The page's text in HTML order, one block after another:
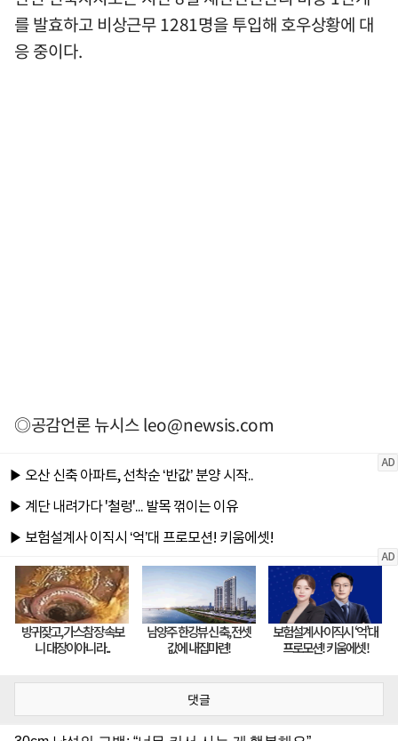
를 발효하고 비상근무 1281명을 투입해 호우상황에 대
응 중이다.
◎공감언론 뉴시스leo@newsis.com
댓글